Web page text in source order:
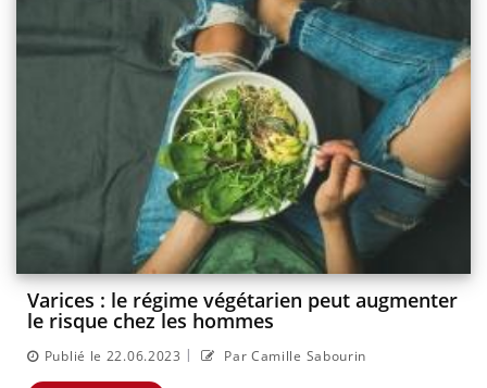
Varices : le régime végétarien peut augmenter
le risque chez les hommes
Publié le 22.06.2023 | Par Camille Sabourin